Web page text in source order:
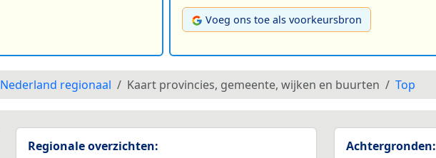
Voeg ons toe als voorkeursbron
Nederland regionaal Kaart provincies, gemeente, wijken en buurten Top
Regionale overzichten:
Achtergronden: